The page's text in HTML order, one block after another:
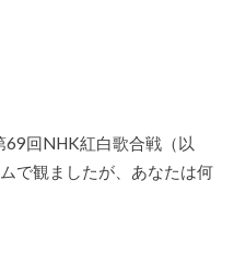
回NHK紅白歌合戦（以
で観ましたが、あなたは何